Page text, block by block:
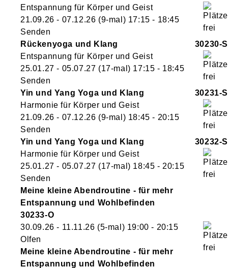
Entspannung für Körper und Geist
21.09.26 - 07.12.26 (9-mal) 17:15 - 18:45
Senden
Rückenyoga und Klang
30230-S
Entspannung für Körper und Geist
25.01.27 - 05.07.27 (17-mal) 17:15 - 18:45
Senden
Yin und Yang Yoga und Klang
30231-S
Harmonie für Körper und Geist
21.09.26 - 07.12.26 (9-mal) 18:45 - 20:15
Senden
Yin und Yang Yoga und Klang
30232-S
Harmonie für Körper und Geist
25.01.27 - 05.07.27 (17-mal) 18:45 - 20:15
Senden
Meine kleine Abendroutine - für mehr
Entspannung und Wohlbefinden
30233-O
30.09.26 - 11.11.26 (5-mal) 19:00 - 20:15
Olfen
Meine kleine Abendroutine - für mehr
Entspannung und Wohlbefinden